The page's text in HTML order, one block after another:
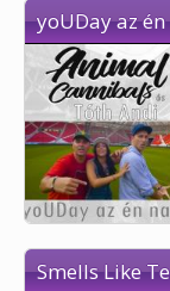
yoUDay az
Smells Like